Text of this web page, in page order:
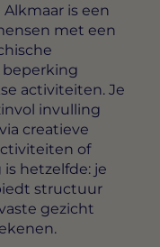
is een
met een
beperking
activiteiten. Je
invulling
creatieve
of
hetzelfde: je
structuur
gezicht